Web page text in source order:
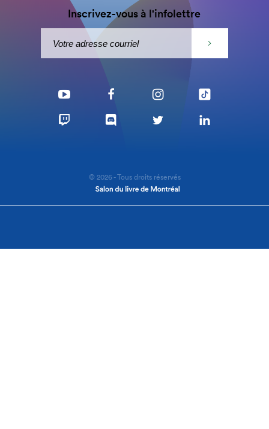
Inscrivez-vous à l'infolettre
© 2026 - Tous droits réservés